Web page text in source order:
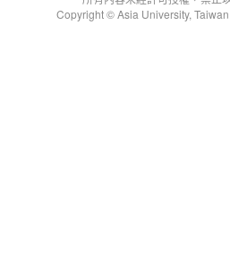
Copyright © Asia University,